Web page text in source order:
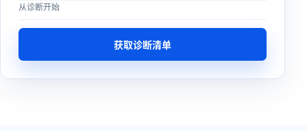
从诊断开始
获取诊断清单